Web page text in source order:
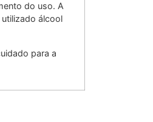
do uso. A
álcool
para a